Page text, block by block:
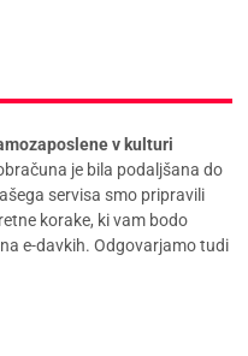
v kulturi
je bila podaljšana do
servisa smo pripravili
korake, ki vam bodo
e-davkih. Odgovarjamo tudi